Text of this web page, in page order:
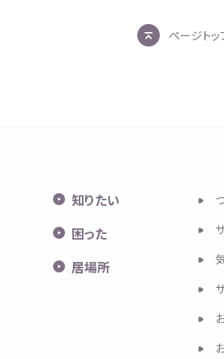
ページトッ
知りたい
困った
居場所